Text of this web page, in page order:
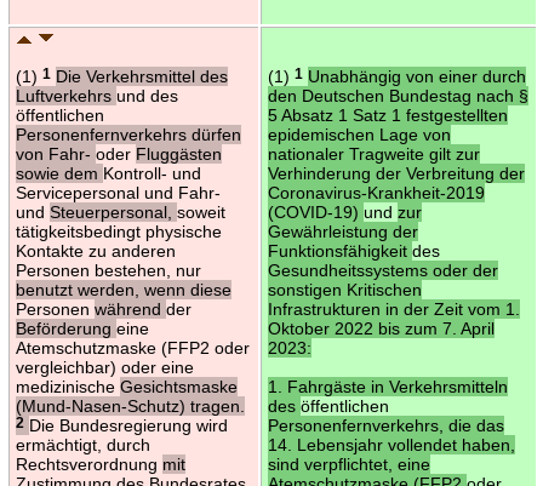
(1) 1 Die Verkehrsmittel des
Luftverkehrs und des
öffentlichen
Personenfernverkehrs dürfen
von Fahr- oder Fluggästen
sowie dem Kontroll- und
Servicepersonal und Fahr-
und Steuerpersonal, soweit
tätigkeitsbedingt physische
Kontakte zu anderen
Personen bestehen, nur
benutzt werden, wenn diese
Personen während der
Beförderung eine
Atemschutzmaske (FFP2 oder
vergleichbar) oder eine
medizinische Gesichtsmaske
(Mund-Nasen-Schutz) tragen.
2 Die Bundesregierung wird
ermächtigt, durch
Rechtsverordnung mit
(1) 1 Unabhängig von einer durch
den Deutschen Bundestag nach §
5 Absatz 1 Satz 1 festgestellten
epidemischen Lage von
nationaler Tragweite gilt zur
Verhinderung der Verbreitung der
Coronavirus-Krankheit-2019
(COVID-19) und zur
Gewährleistung der
Funktionsfähigkeit des
Gesundheitssystems oder der
sonstigen Kritischen
Infrastrukturen in der Zeit vom 1.
Oktober 2022 bis zum 7. April
2023:
1. Fahrgäste in Verkehrsmitteln
des öffentlichen
Personenfernverkehrs, die das
14. Lebensjahr vollendet haben,
sind verpflichtet, eine